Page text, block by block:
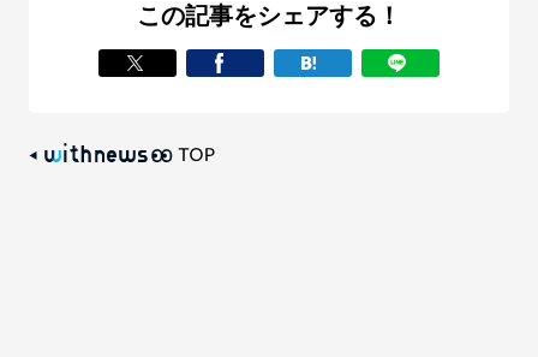
この記事をシェアする！